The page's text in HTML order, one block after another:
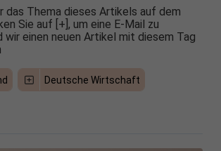
das Thema dieses Artikels auf dem
Sie auf [+], um eine E-Mail zu
wir einen neuen Artikel mit diesem Tag
Deutsche Wirtschaft